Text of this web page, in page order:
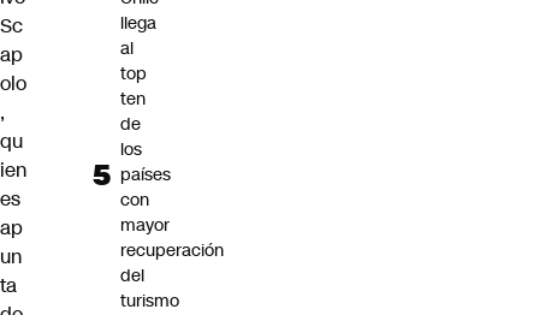
Sc
ap
olo
,
qu
ien
es
ap
un
ta
llega
al
top
ten
de
los
países
con
mayor
recuperación
del
turismo